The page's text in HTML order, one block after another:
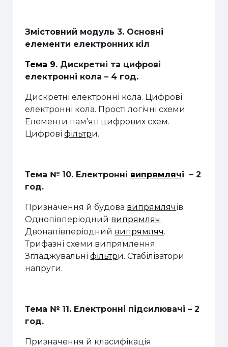
Змістовний модуль 3. Основні
елементи електронних кіл
Тема 9. Дискретні та цифрові
електронні кола – 4 год.
Дискретні електронні кола. Цифрові
електронні кола. Прості логічні схеми.
Елементи пам’яті цифрових схем.
Цифровіфільтри.
Тема № 10. Електронні випрямлячі – 2
год.
Призначення йбудова випрямлячів.
Однопівперіодний випрямляч.
Двонапівперіодний випрямляч.
Трифазні схеми випрямлення.
Згладжувальніфільтри. Стабілізатори
напруги.
Тема № 11. Електронні підсилювачі– 2
год.
Призначення й класифікація